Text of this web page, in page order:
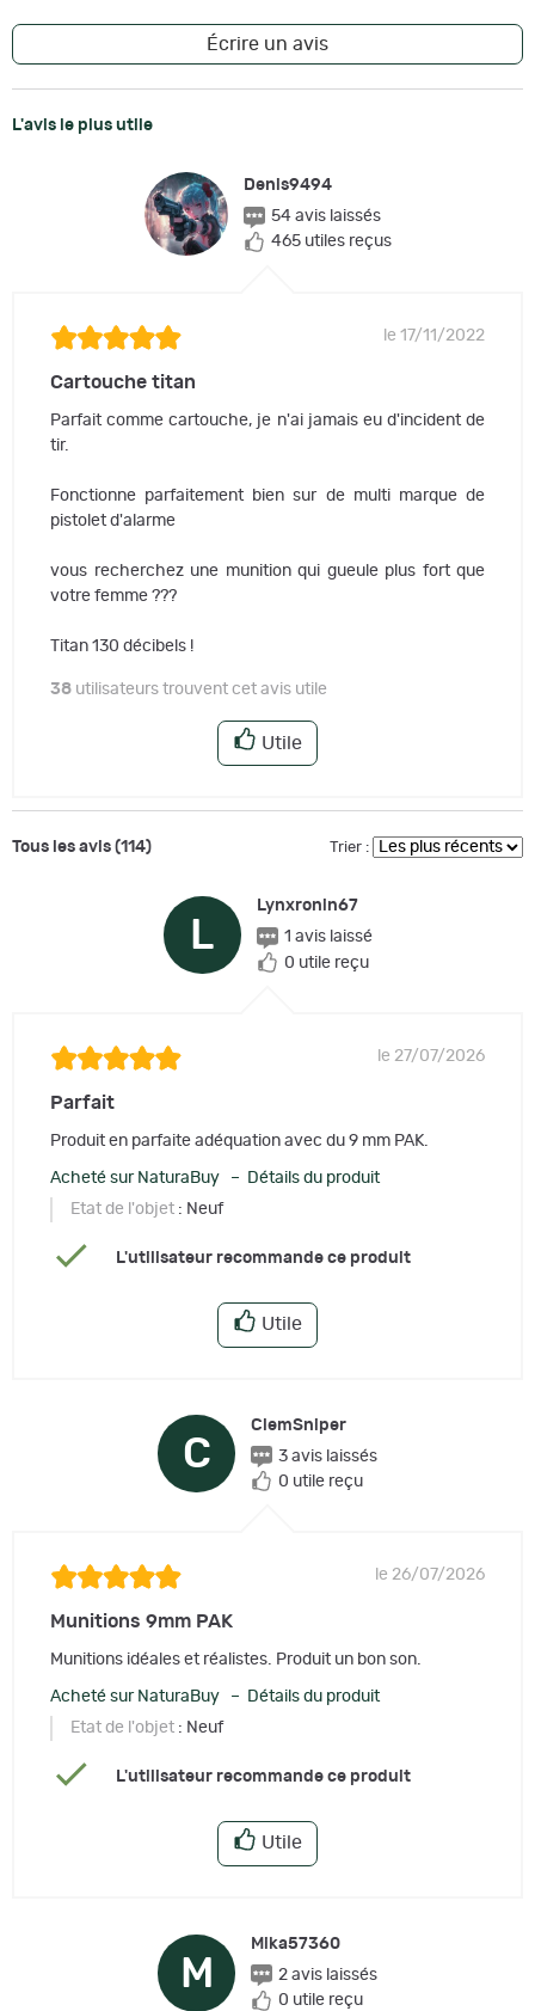
Écrire un avis
L'avis le plus utile
Denis9494
54 avis laissés
465 utiles reçus
le 17/11/2022
Cartouche titan
Parfait comme cartouche, je n'ai jamais eu d'incident de
tir.
Fonctionne parfaitement bien sur de multi marque de
pistolet d'alarme
vous recherchez une munition qui gueule plus fort que
votre femme ???
Titan 130 décibels !
38 utilisateurs trouvent cet avis utile
Utile
Tous les avis (114) Trier :
L
Lynxronin67
1 avis laissé
0 utile reçu
le 27/07/2026
Parfait
Produit en parfaite adéquation avec du 9 mm PAK.
Acheté sur NaturaBuy – Détails du produit
Etat de l'objet : Neuf
L'utilisateur recommande ce produit
Utile
C
ClemSniper
3 avis laissés
0 utile reçu
le 26/07/2026
Munitions 9mm PAK
Munitions idéales et réalistes. Produit un bon son.
Acheté sur NaturaBuy – Détails du produit
Etat de l'objet : Neuf
L'utilisateur recommande ce produit
Utile
M
Mika57360
2 avis laissés
0 utile reçu